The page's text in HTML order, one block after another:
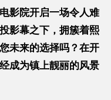
影院开启一场令人难
影幕之下，拥簇着熙
未来的选择吗？在开
成为镇上靓丽的风景